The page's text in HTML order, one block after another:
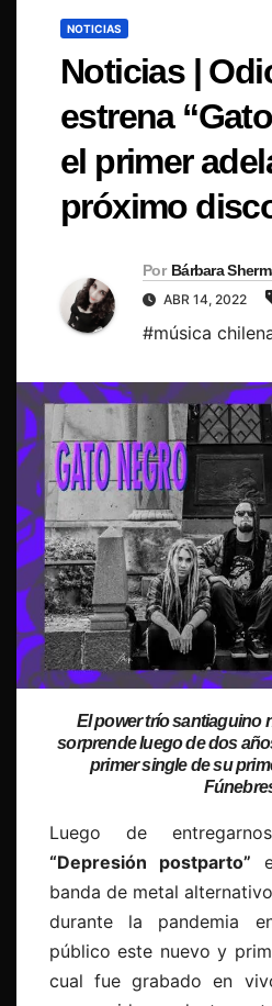
NOTICIAS
Noticias |
estrena
el primer
próximo
Por Bárbara
ABR 14, 2022
#música
El power trío santiaguino
sorprende luego de dos
primer single de su
Luego de
“Depresión postparto”
banda de metal
durante la pandemia
público este nuevo y
cual fue grabado en